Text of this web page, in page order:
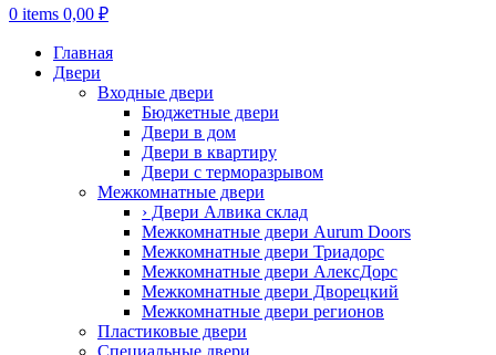
0 items 0,00 ₽
Главная
Двери
Входные двери
Бюджетные двери
Двери в дом
Двери в квартиру
Двери с терморазрывом
Межкомнатные двери
› Двери Алвика склад
Межкомнатные двери Aurum Doors
Межкомнатные двери Триадорс
Межкомнатные двери АлексДорс
Межкомнатные двери Дворецкий
Межкомнатные двери регионов
Пластиковые двери